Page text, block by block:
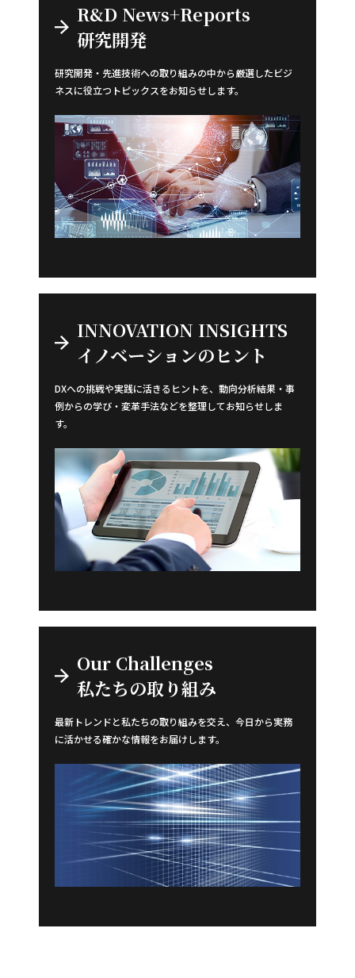
R&D News+Reports
研究開発
研究開発・先進技術への取り組みの中から厳選したビジ
ネスに役立つトピックスをお知らせします。
INNOVATION INSIGHTS
イノベーションのヒント
DXへの挑戦や実践に活きるヒントを、動向分析結果・事
例からの学び・変革手法などを整理してお知らせしま
す。
Our Challenges
私たちの取り組み
最新トレンドと私たちの取り組みを交え、今日から実務
に活かせる確かな情報をお届けします。